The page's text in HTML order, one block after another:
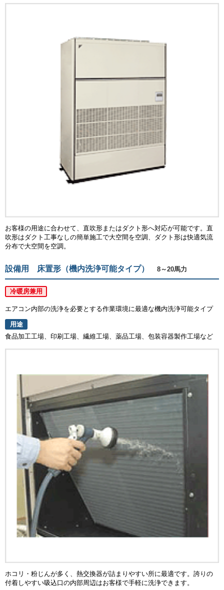
お客様の用途に合わせて、直吹形またはダクト形へ対応が可能です。直
吹形はダクト工事なしの簡単施工で大空間を空調、ダクト形は快適気流
分布で大空間を空調。
設備用 床置形（機内洗浄可能タイプ） 8～20馬力
冷暖房兼用
エアコン内部の洗浄を必要とする作業環境に最適な機内洗浄可能タイプ
用途
食品加工工場、印刷工場、繊維工場、薬品工場、包装容器製作工場など
ホコリ・粉じんが多く、熱交換器が詰まりやすい所に最適です。誇りの
付着しやすい吸込口の内部周辺はお客様で手軽に洗浄できます。